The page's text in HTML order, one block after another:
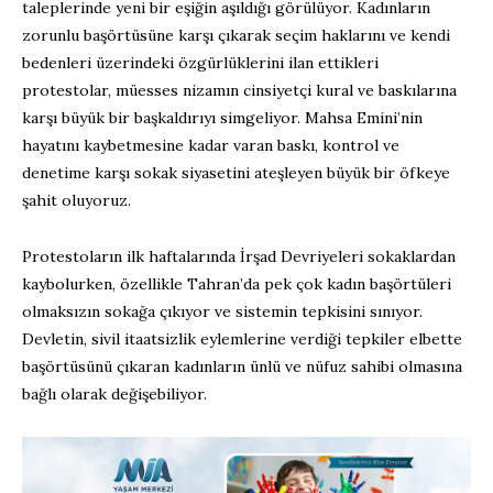
taleplerinde yeni bir eşiğin aşıldığı görülüyor. Kadınların
zorunlu başörtüsüne karşı çıkarak seçim haklarını ve kendi
bedenleri üzerindeki özgürlüklerini ilan ettikleri
protestolar, müesses nizamın cinsiyetçi kural ve baskılarına
karşı büyük bir başkaldırıyı simgeliyor. Mahsa Emini’nin
hayatını kaybetmesine kadar varan baskı, kontrol ve
denetime karşı sokak siyasetini ateşleyen büyük bir öfkeye
şahit oluyoruz.
Protestoların ilk haftalarında İrşad Devriyeleri sokaklardan
kaybolurken, özellikle Tahran’da pek çok kadın başörtüleri
olmaksızın sokağa çıkıyor ve sistemin tepkisini sınıyor.
Devletin, sivil itaatsizlik eylemlerine verdiği tepkiler elbette
başörtüsünü çıkaran kadınların ünlü ve nüfuz sahibi olmasına
bağlı olarak değişebiliyor.